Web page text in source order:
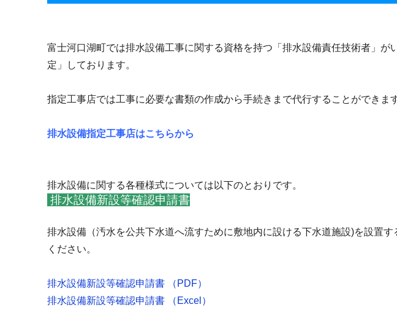
富士河口湖町では排水設備工事に関する資格を持つ「排水設備責任技術者」が
定」しております。
指定工事店では工事に必要な書類の作成から手続きまで代行することができます
排水設備指定工事店はこちらから
排水設備に関する各種様式については以下のとおりです。
排水設備新設等確認申請書
排水設備（汚水を公共下水道へ流すために敷地内に設ける下水道施設)を設置す
ください。
排水設備新設等確認申請書 （ PDF）
排水設備新設等確認申請書
（ Excel ）